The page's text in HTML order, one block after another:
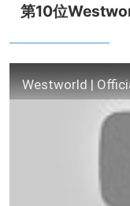
第10位
Westworld |